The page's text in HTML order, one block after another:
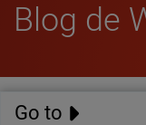
Blog de
Go to